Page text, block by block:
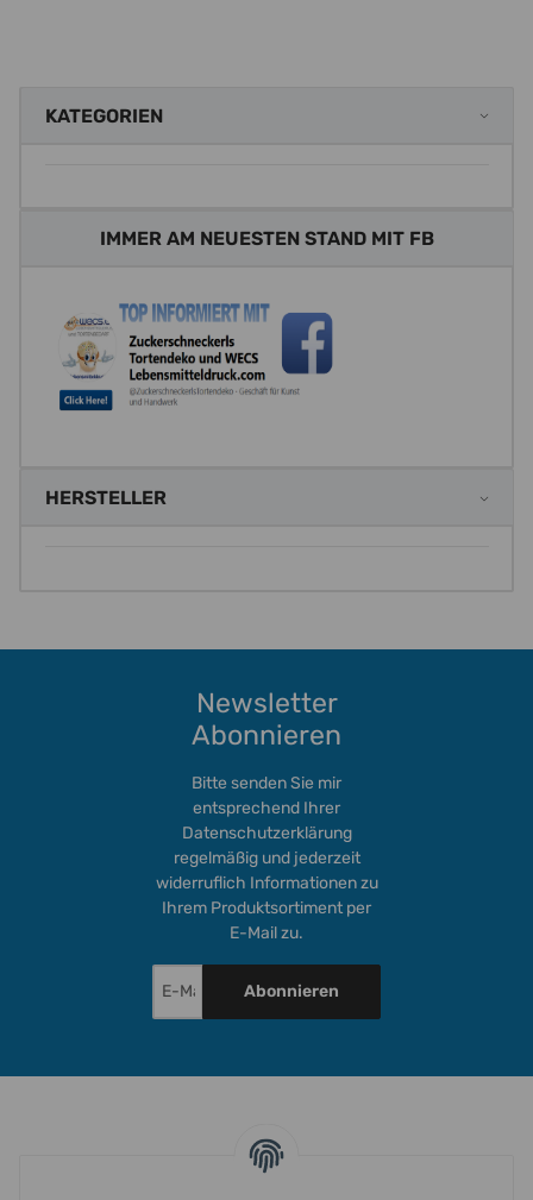
KATEGORIEN
IMMER AM NEUESTEN STAND MIT FB
HERSTELLER
Newsletter
Abonnieren
Bitte senden Sie mir
entsprechend Ihrer
Datenschutzerklärung
regelmäßig und jederzeit
widerruflich Informationen zu
Ihrem Produktsortiment per
E-Mail zu.
Abonnieren
INFORMATIONEN